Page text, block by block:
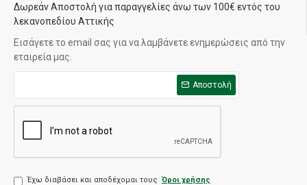
Δωρεάν Αποστολή για παραγγελίες άνω των 100€ εντός του
λεκανοπεδίου Αττικής
Εισάγετε το email σας για να λαμβάνετε ενημερώσεις από την
εταιρεία μας.
Αποστολή
Έχω διαβάσει και αποδέχομαι τους Όροι χρήσης